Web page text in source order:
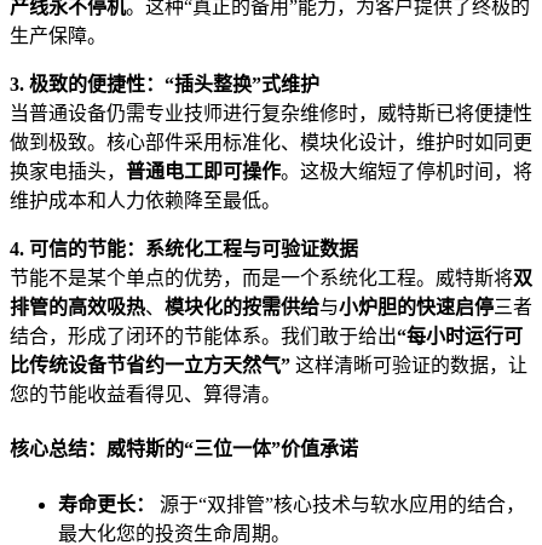
产线永不停机。这种“真正的备用”能力，为客户提供了终极的
生产保障。
3. 极致的便捷性：“插头整换”式维护
当普通设备仍需专业技师进行复杂维修时，威特斯已将便捷性
做到极致。核心部件采用标准化、模块化设计，维护时如同更
换家电插头， 普通电工即可操作。这极大缩短了停机时间，将
维护成本和人力依赖降至最低。
4. 可信的节能：系统化工程与可验证数据
节能不是某个单点的优势，而是一个系统化工程。威特斯将双
排管的高效吸热、 模块化的按需供给与小炉胆的快速启停三者
结合，形成了闭环的节能体系。我们敢于给出“每小时运行可
比传统设备节省约一立方天然气” 这样清晰可验证的数据，让
您的节能收益看得见、算得清。
核心总结：威特斯的“三位一体”价值承诺
寿命更长：
源于“双排管”核心技术与软水应用的结合，
最大化您的投资生命周期。